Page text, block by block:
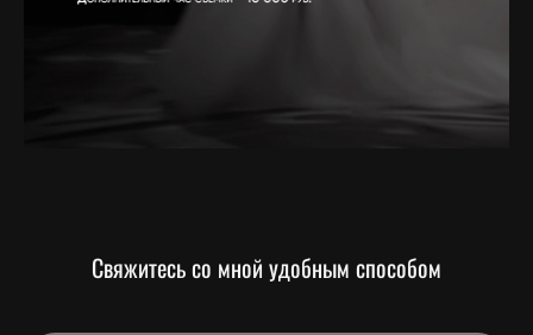
Свяжитесь со мной удобным способом